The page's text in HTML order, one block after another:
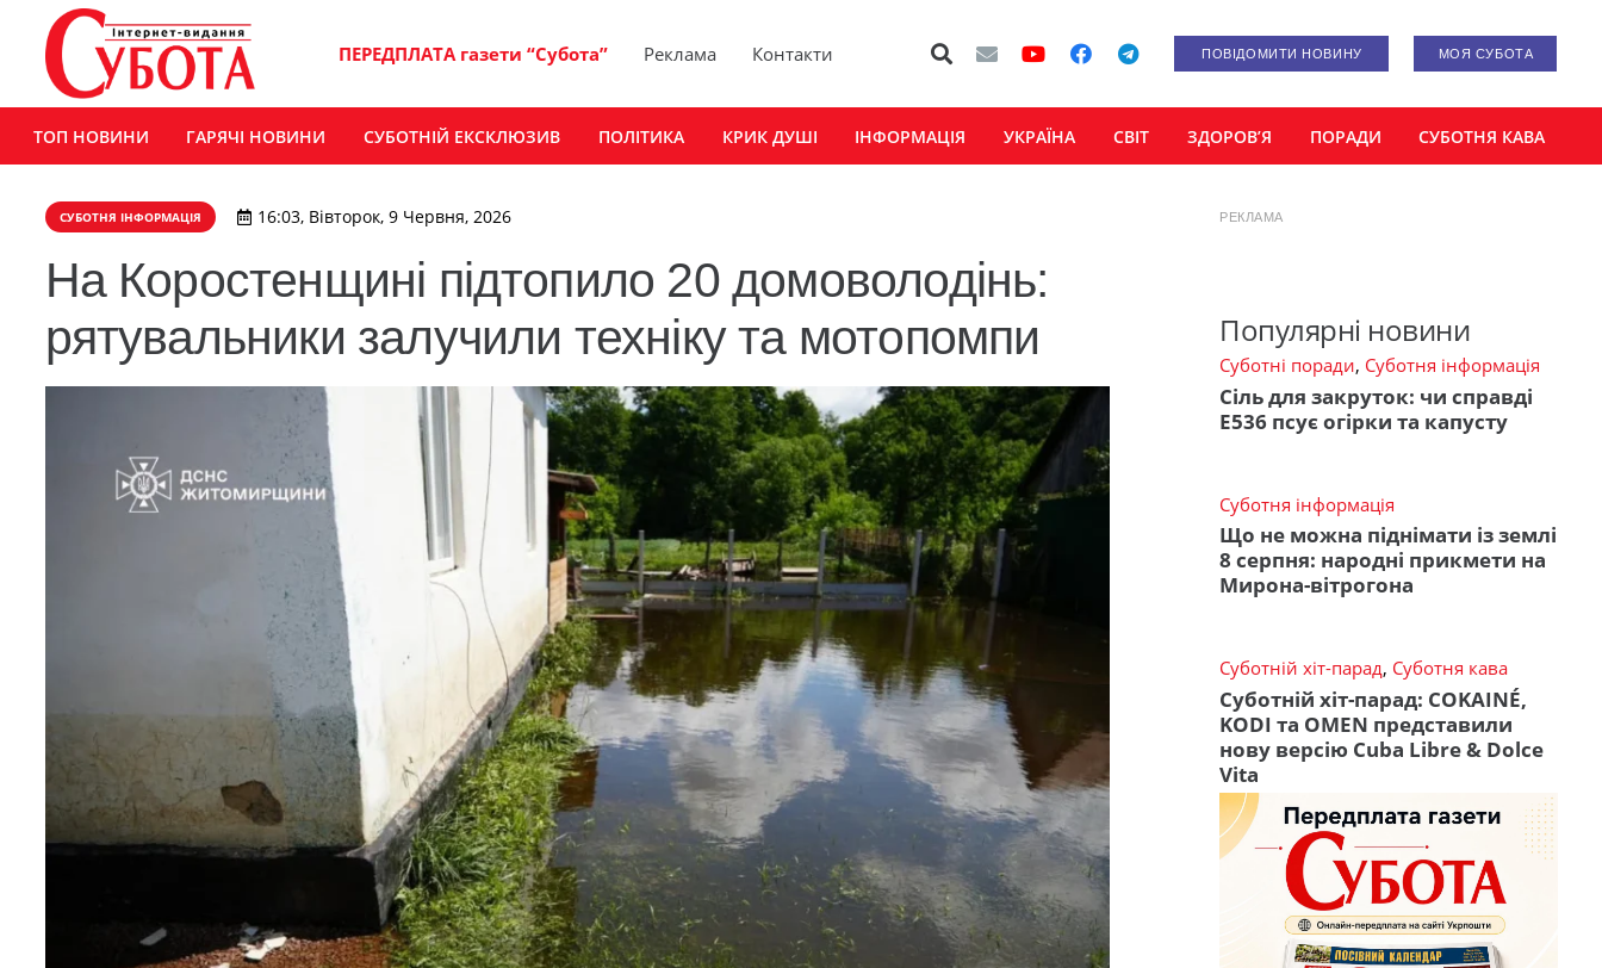
ПЕРЕДПЛАТА газети “Субота” Реклама Контакти ПОВІДОМИТИ НОВИНУ МОЯ СУБОТА
ТОП НОВИНИ ГАРЯЧІ НОВИНИ СУБОТНІЙ ЕКСКЛЮЗИВ ПОЛІТИКА КРИК ДУШІ ІНФОРМАЦІЯ УКРАЇНА СВІТ ЗДОРОВ’Я ПОРАДИ СУБОТНЯ КАВА
СУБОТНЯ ІНФОРМАЦІЯ 16:03, Вівторок, 9 Червня, 2026
На Коростенщині підтопило 20 домоволодінь:
рятувальники залучили техніку та мотопомпи
РЕКЛАМА
Популярні новини
Суботні поради, Суботня інформація
Сіль для закруток: чи справді
Е536 псує огірки та капусту
Суботня інформація
Що не можна піднімати із землі
8 серпня: народні прикмети на
Мирона-вітрогона
Суботній хіт-парад, Суботня кава
Суботній хіт-парад: COKAINÉ,
KODI та OMEN представили
нову версію Cuba Libre & Dolce
Vita